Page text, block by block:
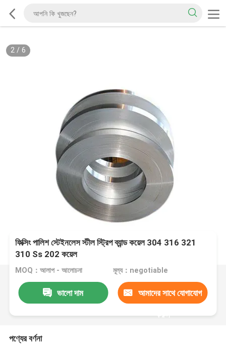
2/ 6
ফিক্সিং পালিশ স্টেইনলেস স্টীল স্ট্রিপ ব্যান্ড কয়েল 304 316 321
310 Ss 202 কয়েল
MOQ：আলাপ - আলোচনা মূল্য：negotiable
ভালো দাম আমাদের সাথে যোগাযোগ
করুন
পণ্যের বর্ণনা